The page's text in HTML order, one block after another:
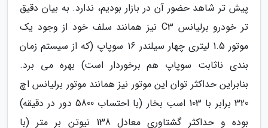
پیش تر شاهد حضور آن در بازار بودیم، ندارد. به بیان دقیق
تر خودرو برلیانس C3 نیز همانند سلف خود از وجود یک
موتور 1.5 لیتری چهار سیلندر 16 سوپاپ (که از سیستم زمان
بندی ناثابت سوپاپ هم برخوردار است) بهره می برد.
بنابراین حداکثر توان این موتور نیز همانند موتور برلیانس اچ
320 برابر با 103 اسب بخار (با احتساب 5800 دور در دقیقه)
بوده و حداکثر گشتاوری معادل 138 نیوتن بر متر (با